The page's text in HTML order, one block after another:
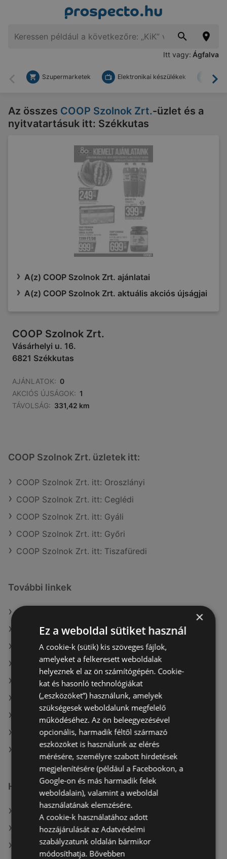
Itt vagy: Ágfalva
Vissza
Szupermarketek Elektronikai készülékek
Az összes COOP Szolnok Zrt.-üzlet és a
nyitvatartásuk itt: Székkutas
A(z) COOP Szolnok Zrt. ajánlatai
A(z) COOP Szolnok Zrt. aktuális akciós újságjai
COOP Szolnok Zrt.
Vásárhelyi u. 16.
6821 Székkutas
AJÁNLATOK: 0
AKCIÓS ÚJSÁGOK: 1
TÁVOLSÁG: 331,42 km
COOP Szolnok Zrt. üzletek itt:
COOP Szolnok Zrt. itt: Oroszlányi
COOP Szolnok Zrt. itt: Ceglédi
COOP Szolnok Zrt. itt: Gyáli
COOP Szolnok Zrt. itt: Győri
COOP Szolnok Zrt. itt: Tiszafüredi
További linkek
A(z) COOP Szolnok Zrt. ajánlatai
A(z) Auchan ajánlatai
A(z) CBA ajánlatai
A(z) Müller HU aktuális akciós újságjai
A(z) CBA aktuális akciós újságjai
A(z) Spar aktuális akciós újságjai
A(z) Tesco aktuális akciós újságjai
A(z) Penny-Market Kft. aktuális akciós újságjai
A(z) COOP Szolnok Zrt. üzletei itt: Téti
Hasonló kiskereskedők
A(z) CBA ajánlatai
A(z) Müller HU ajánlatai
A(z) AlphaZoo ajánlatai
×
Ez a weboldal sütiket használ
A cookie-k (sütik) kis szöveges fájlok,
amelyeket a felkeresett weboldalak
helyeznek el az ön számítógépén. Cookie-
kat és hasonló technológiákat
(„eszközöket”) használunk, amelyek
szükségesek weboldalunk megfelelő
működéséhez. Az ön beleegyezésével
opcionális, harmadik féltől származó
eszközöket is használunk az elérés
mérésére, személyre szabott hirdetések
megjelenítésére (például a Facebookon, a
Google-on és más harmadik felek
weboldalain), valamint a weboldal
használatának elemzésére.
A cookie-k használatához adott
hozzájárulását az Adatvédelmi
szabályzatunk oldalán bármikor
módosíthatja. Bővebben